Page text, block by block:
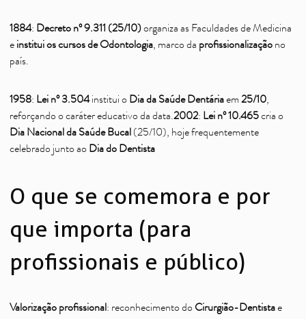
1884: Decreto nº 9.311 (25/10)organiza as Faculdades de Medicina
e institui os cursos de Odontologia, marco da profissionalização no
país.
1958: Lei nº 3.504institui o Dia da Saúde Dentáriaem 25/10,
reforçando o caráter educativo da data.2002: Lei nº 10.465cria o
Dia Nacional da Saúde Bucal (25/10), hoje frequentemente
celebrado junto ao Dia do Dentista
O que se comemora e por
que importa (para
profissionais e público)
Valorização profissional: reconhecimento do Cirurgião-Dentistae